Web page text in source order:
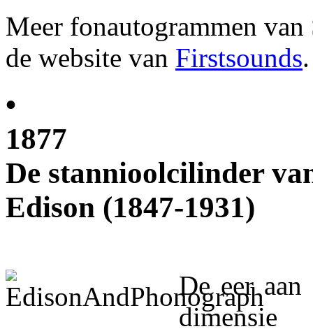
Meer fonautogrammen
de website van Firstsounds.
•
1877
De stannioolcilinder
Edison (1847-1931)
De eer